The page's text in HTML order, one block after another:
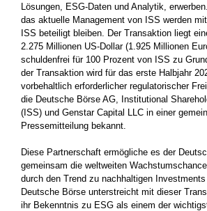
Lösungen, ESG-Daten und Analytik,
das aktuelle Management von ISS werden
ISS beteiligt bleiben. Der Transaktion liegt
2.275 Millionen US-Dollar (1.925 Millionen
schuldenfrei für 100 Prozent von ISS zu
der Transaktion wird für das erste Halbjahr
vorbehaltlich erforderlicher regulatorischer
die Deutsche Börse AG, Institutional
(ISS) und Genstar Capital LLC in einer
Pressemitteilung bekannt.
Diese Partnerschaft ermögliche es der
gemeinsam die weltweiten
durch den Trend zu nachhaltigen
Deutsche Börse unterstreicht mit dieser
ihr Bekenntnis zu ESG als einem der